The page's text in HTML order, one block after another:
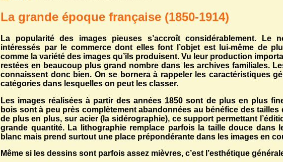
La grande époque française (1850-1914)
La popularité des images pieuses s’accroît considérablement. Le
intéressés par le commerce dont elles font l’objet est lui-même de
comme la variété des images qu’ils produisent. Vu leur production
restées en beaucoup plus grand nombre dans les archives familiales.
connaissent donc bien. On se bornera à rappeler les caractéristiques
catégories dans lesquelles on peut les classer.
Les images réalisées à partir des années 1850 sont de plus en plus
bois sont à peu près complètement abandonnées au bénéfice des
de plus en plus, sur acier (la sidérographie), ce support permettant
grande quantité. La lithographie remplace parfois la taille douce dans
blanc mais prend surtout une place prépondérante dans les images en
Même si les dessins sont parfois assez mièvres, c’est l’esthétique